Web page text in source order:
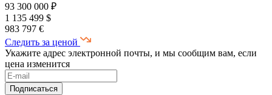
93 300 000 ₽
1 135 499 $
983 797 €
Следить за ценой
Укажите адрес электронной почты, и мы сообщим вам, если
цена изменится